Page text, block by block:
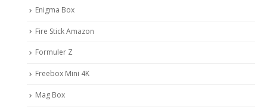
Enigma Box
Fire Stick Amazon
Formuler Z
Freebox Mini 4K
Mag Box